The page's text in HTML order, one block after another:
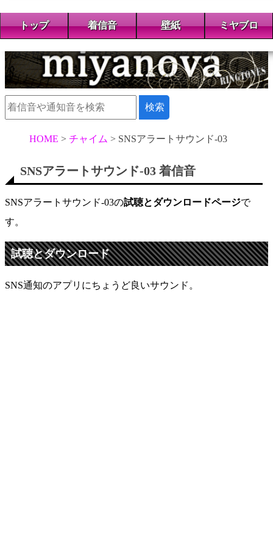
トップ 着信音 壁紙 ミヤブロ
HOME チャイム SNSアラートサウンド-03
SNSアラートサウンド-03 着信音
SNSアラートサウンド-03の試聴とダウンロードページで
す。
試聴とダウンロード
SNS通知のアプリにちょうど良いサウンド。